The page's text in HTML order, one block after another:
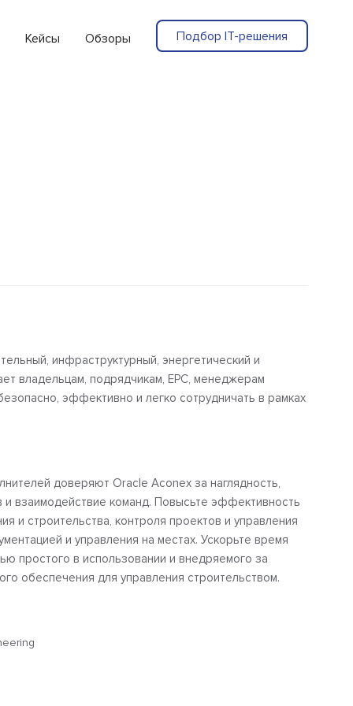
Кейсы Обзоры Подбор IT-решения
инфраструктурный, энергетический и
владельцам, подрядчикам, EPC, менеджерам
эффективно и легко сотрудничать в рамках
доверяют Oracle Aconex за наглядность,
и взаимодействие команд. Повысьте эффективность
и строительства, контроля проектов и управления
и управления на местах. Ускорьте время
простого в использовании и внедряемого за
обеспечения для управления строительством.